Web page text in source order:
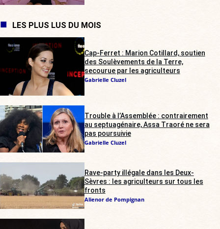
LES PLUS LUS DU MOIS
Cap-Ferret : Marion Cotillard, soutien
des Soulèvements de la Terre,
secourue par les agriculteurs
Gabrielle Cluzel
Trouble à l’Assemblée : contrairement
au septuagénaire, Assa Traoré ne sera
pas poursuivie
Gabrielle Cluzel
Rave-party illégale dans les Deux-
Sèvres : les agriculteurs sur tous les
fronts
Alienor de Pompignan